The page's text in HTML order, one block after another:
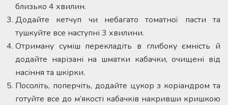
близько 4 хвилин.
Додайте кетчуп чи небагато томатної пасти та
тушкуйте все наступні 3 хвилини.
Отриману суміш перекладіть в глибоку ємність й
додайте нарізані на шматки кабачки, очищені від
насіння та шкірки.
Посоліть, поперчіть, додайте цукор з коріандром та
готуйте все до м’якості кабачків накривши кришкою